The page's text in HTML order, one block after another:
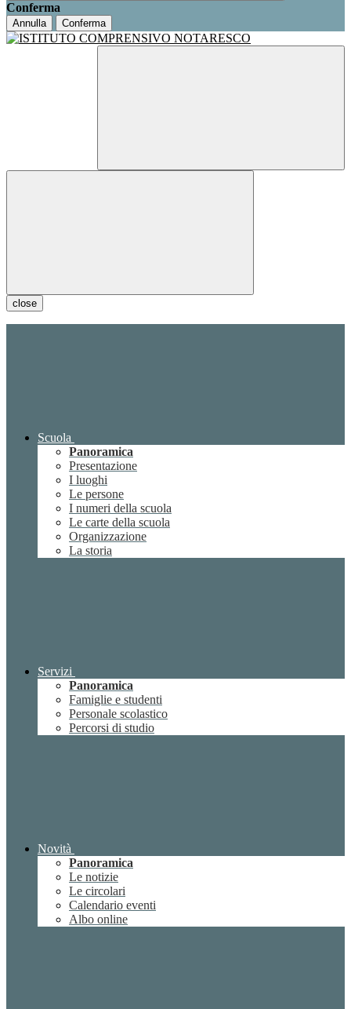
Conferma
Annulla Conferma
close
Scuola
Panoramica
Presentazione
I luoghi
Le persone
I numeri della scuola
Le carte della scuola
Organizzazione
La storia
Servizi
Panoramica
Famiglie e studenti
Personale scolastico
Percorsi di studio
Novità
Panoramica
Le notizie
Le circolari
Calendario eventi
Albo online